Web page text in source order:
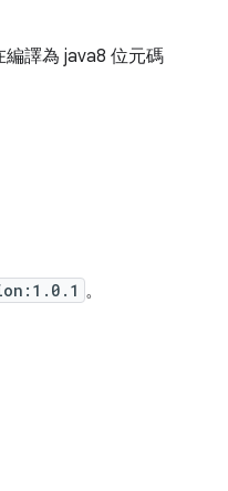
譯為 java8 位元碼
。